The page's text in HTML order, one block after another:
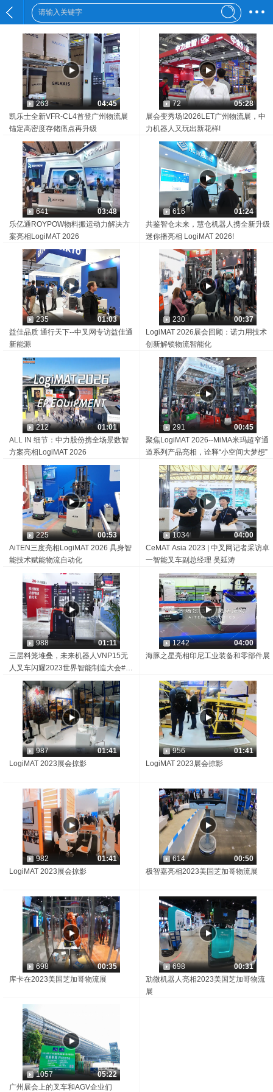
263
04:45
凯乐士全新VFR-CL4首登广州物流展
锚定高密度存储痛点再升级
72
05:28
展会变秀场!2026LET广州物流展，中
力机器人又玩出新花样!
641
03:48
乐亿通ROYPOW物料搬运动力解决方
案亮相LogiMAT 2026
616
01:24
共鉴智仓未来，慧仓机器人携全新升级
迷你播亮相 LogiMAT 2026!
235
01:03
益佳品质 通行天下--中叉网专访益佳通
新能源
230
00:37
LogiMAT 2026展会回顾：诺力用技术
创新解锁物流智能化
212
01:01
ALL IN 细节：中力股份携全场景数智
方案亮相LogiMAT 2026
291
00:45
聚焦LogiMAT 2026--MiMA米玛超窄通
道系列产品亮相，诠释“小空间大梦想”
225
00:53
AiTEN三度亮相LogiMAT 2026 具身智
能技术赋能物流自动化
1034
04:00
CeMAT Asia 2023 | 中叉网记者采访卓
一智能叉车副总经理 吴延涛
988
01:11
三层料笼堆叠，未来机器人VNP15无
人叉车闪耀2023世界智能制造大会#展
会活动
1242
04:00
海豚之星亮相印尼工业装备和零部件展
987
01:41
LogiMAT 2023展会掠影
956
01:41
LogiMAT 2023展会掠影
982
01:41
LogiMAT 2023展会掠影
614
00:50
极智嘉亮相2023美国芝加哥物流展
698
00:35
库卡在2023美国芝加哥物流展
698
00:31
劢微机器人亮相2023美国芝加哥物流
展
1057
05:22
广州展会上的叉车和AGV企业们